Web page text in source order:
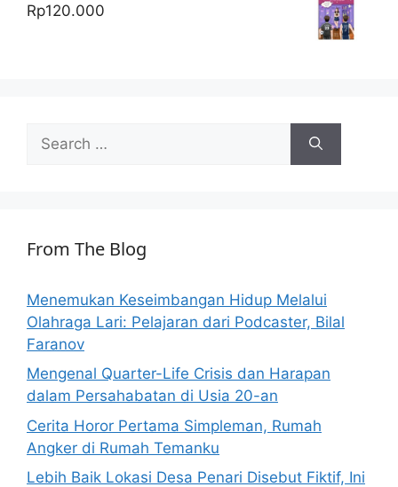
Rp120.000
for:
From The Blog
Menemukan Keseimbangan Hidup Melalui
Olahraga Lari: Pelajaran dari Podcaster, Bilal
Faranov
Mengenal Quarter-Life Crisis dan Harapan
dalam Persahabatan di Usia 20-an
Cerita Horor Pertama Simpleman, Rumah
Angker di Rumah Temanku
Lebih Baik Lokasi Desa Penari Disebut Fiktif, Ini